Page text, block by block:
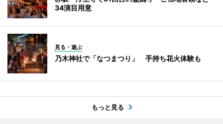
34演目用意
見る・遊ぶ
乃木神社で「なつまつり」 手持ち花火体験も
もっと見る